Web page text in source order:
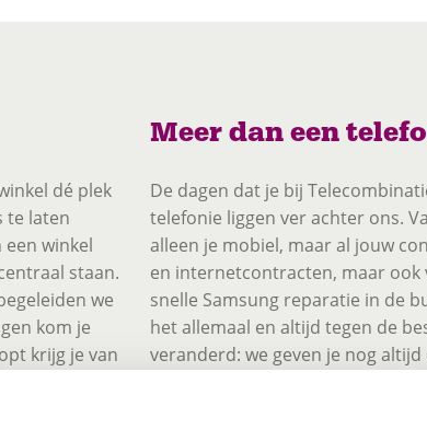
dé plek
te laten
winkel
staan.
we
kom je
krijg je van
een
Meer dan een
De dagen dat je bij
telefonie liggen ver achter ons.
alleen je mobiel, maar al jouw
en internetcontracten, maar
snelle Samsung reparatie in de
het allemaal en altijd tegen de
veranderd: we geven je nog